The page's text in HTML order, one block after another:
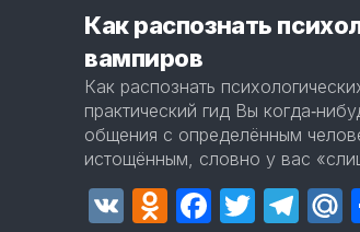
Как распознать
вампиров
Как распознать
практический гид Вы
общения с определённым
истощённым, словно у вас
VK